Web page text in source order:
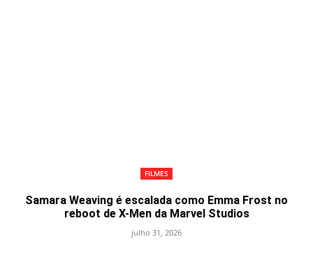
FILMES
Samara Weaving é escalada como Emma Frost no
reboot de X-Men da Marvel Studios
julho 31, 2026